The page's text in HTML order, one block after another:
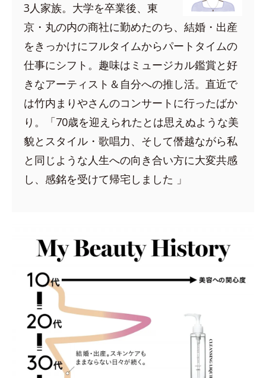
3人家族。大学を卒業後、東
京・丸の内の商社に勤めたのち、結婚・出産
をきっかけにフルタイムからパートタイムの
仕事にシフト。趣味はミュージカル鑑賞と好
きなアーティスト＆自分への推し活。直近で
は竹内まりやさんのコンサートに行ったばか
り。「70歳を迎えられたとは思えぬような美
貌とスタイル・歌唱力、そして僭越ながら私
と同じような人生への向き合い方に大変共感
し、感銘を受けて帰宅しました 」